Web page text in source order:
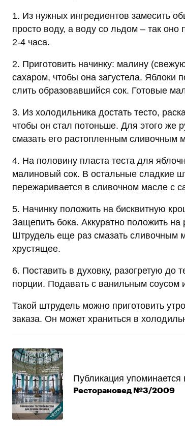
1. Из нужных ингредиентов замесить
просто воду, а воду со льдом – так оно
2-4 часа.
2. Приготовить начинку: малину
сахаром, чтобы она загустела. Яблоки
слить образовавшийся сок. Готовые
3. Из холодильника достать тесто,
чтобы он стал потоньше. Для этого же
смазать его растопленным сливочным
4. На половину пласта теста для
малиновый сок. В остальные сладкие
пережаривается в сливочном масле с
5. Начинку положить на бисквитную
Защепить бока. Аккуратно положить
Штрудель еще раз смазать сливочным
хрустящее.
6. Поставить в духовку, разогретую
порции. Подавать с ванильным соусом
Такой штрудель можно приготовить
заказа. Он может храниться в
Публикация упоминается
Ресторановед №3/2009